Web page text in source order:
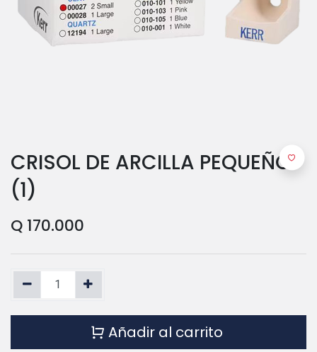
CRISOL DE ARCILLA PEQUEÑO
(1)
Q 170.000
Añadir al carrito